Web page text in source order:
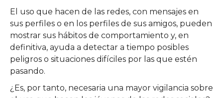
El uso que hacen de las redes, con mensajes en
sus perfiles o en los perfiles de sus amigos, pueden
mostrar sus hábitos de comportamiento y, en
definitiva, ayuda a detectar a tiempo posibles
peligros o situaciones difíciles por las que estén
pasando.
¿Es, por tanto, necesaria una mayor vigilancia sobre